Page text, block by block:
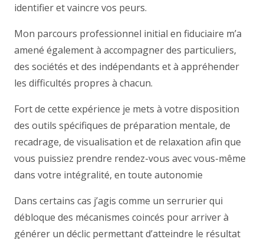
identifier et vaincre vos peurs.
Mon parcours professionnel initial en fiduciaire m’a
amené également à accompagner des particuliers,
des sociétés et des indépendants et à appréhender
les difficultés propres à chacun.
Fort de cette expérience je mets à votre disposition
des outils spécifiques de préparation mentale, de
recadrage, de visualisation et de relaxation afin que
vous puissiez prendre rendez-vous avec vous-même
dans votre intégralité, en toute autonomie
Dans certains cas j’agis comme un serrurier qui
débloque des mécanismes coincés pour arriver à
générer un déclic permettant d’atteindre le résultat